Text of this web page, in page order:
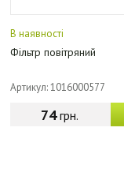
В наявності
Фільтр повітряний
Артикул: 1016000577
74грн.